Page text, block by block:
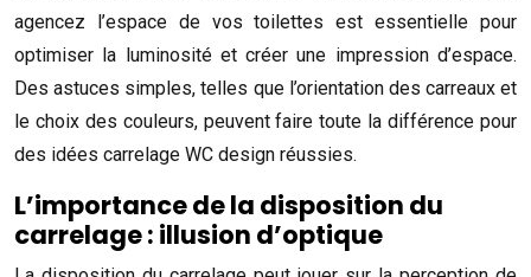
agencez l’espace de vos toilettes est essentielle pour
optimiser la luminosité et créer une impression d’espace.
Des astuces simples, telles que l’orientation des carreaux et
le choix des couleurs, peuvent faire toute la différence pour
des idées carrelage WC design réussies.
L’importance de la disposition du
carrelage : illusion d’optique